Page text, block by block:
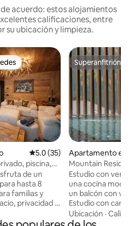
acuerdo: estos alojamientos
calificaciones, entre
su ubicación y limpieza.
preferido
Calificación promedio: 5.0 de
5.0 (35)
piscina,
de un
hasta 8
familias y
privacidad y
el jardín
convierten
Superanfitrión
Superanfitrión
Apartamento en
Mountain
magnífico
Estudio con
una cocina
un balcón con
Estudio con
soleado
piso al techo/
Ubicación ·